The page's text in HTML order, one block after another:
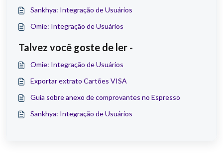
Sankhya: Integração de Usuários
Omie: Integração de Usuários
Talvez você goste de ler -
Omie: Integração de Usuários
Exportar extrato Cartões VISA
Guia sobre anexo de comprovantes no Espresso
Sankhya: Integração de Usuários